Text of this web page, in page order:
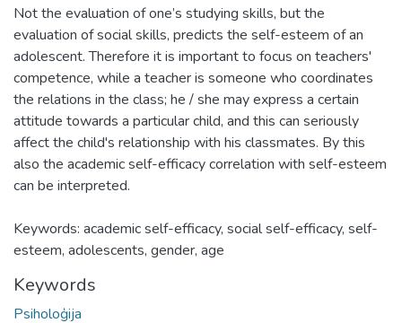
Not the evaluation of one’s studying skills, but the
evaluation of social skills, predicts the self-esteem of an
adolescent. Therefore it is important to focus on teachers'
competence, while a teacher is someone who coordinates
the relations in the class; he / she may express a certain
attitude towards a particular child, and this can seriously
affect the child's relationship with his classmates. By this
also the academic self-efficacy correlation with self-esteem
can be interpreted.
Keywords: academic self-efficacy, social self-efficacy, self-
esteem, adolescents, gender, age
Keywords
Psiholoģija